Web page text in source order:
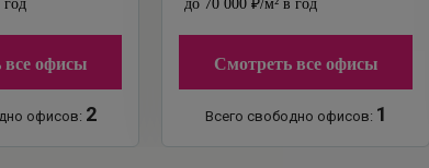
год
все офисы
офисов: 2
до 70 000 ₽/м² в год
Смотреть все офисы
Всего свободно офисов: 1